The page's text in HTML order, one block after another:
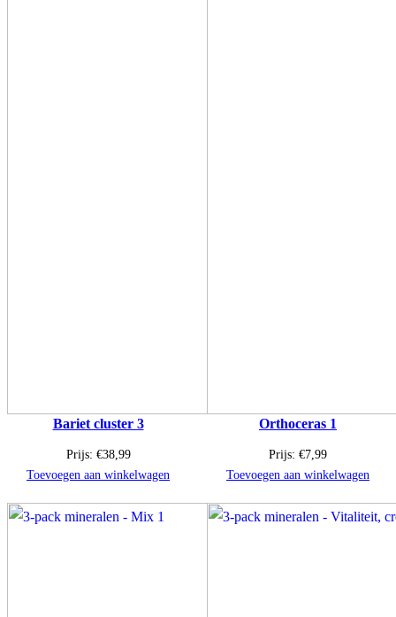
Bariet cluster 3
Prijs: €38,99
Toevoegen aan winkelwagen
Orthoceras 1
Prijs: €7,99
Toevoegen aan winkelwagen